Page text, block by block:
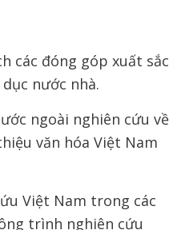
các đóng góp xuất sắc
nước nhà.
ngoài nghiên cứu về
văn hóa Việt Nam
Việt Nam trong các
trình nghiên cứu